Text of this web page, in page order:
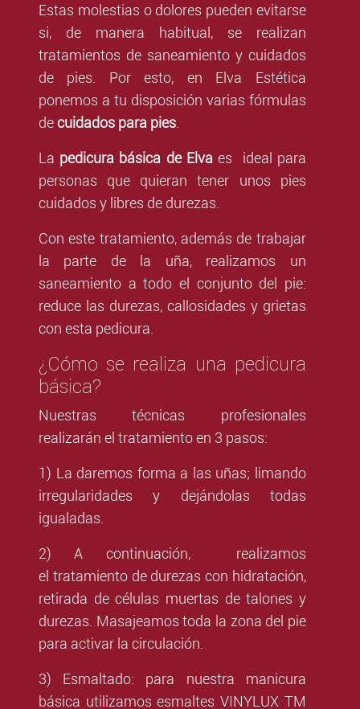
Estas molestias o dolores pueden evitarse
si, de manera habitual, se realizan
tratamientos de saneamiento y cuidados
de pies. Por esto, en Elva Estética
ponemos a tu disposición varias fórmulas
decuidados para pies
La pedicura básica de Elva es ideal para
personas que quieran tener unos pies
cuidados y libres de durezas.
Con este tratamiento, además de trabajar
la parte de la uña, realizamos un
saneamiento a todo el conjunto del pie:
reduce las durezas, callosidades y grietas
con esta pedicura.
¿Cómo se realiza una pedicura
básica?
Nuestras técnicas profesionales
realizarán el tratamiento en 3 pasos:
1) La daremos forma a las uñas; limando
irregularidades y dejándolas todas
igualadas.
2) A continuación, realizamos
el tratamiento de durezas con hidratación,
retirada de células muertas de talones y
durezas. Masajeamos toda la zona del pie
para activar la circulación.
3) Esmaltado: para nuestra manicura
básica utilizamos esmaltes VINYLUX TM